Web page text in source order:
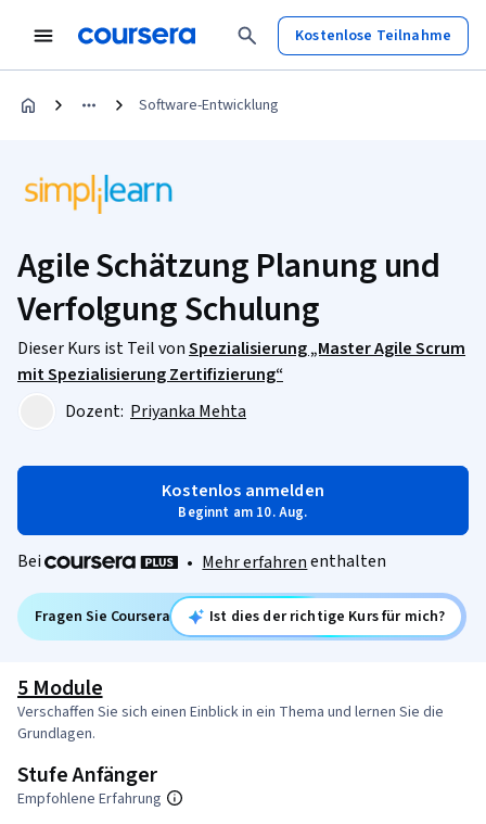
Kostenlose Teilnahme
Software-Entwicklung
Agile Schätzung Planung und
Verfolgung Schulung
Dieser Kurs ist Teil vonSpezialisierung „Master Agile Scrum
mit Spezialisierung Zertifizierung“
Dozent: Priyanka Mehta
Kostenlos anmelden
Beginnt am 10. Aug.
Bei • Mehr erfahrenenthalten
Fragen Sie Coursera Ist dies der richtige Kurs für mich?
5 Module
Verschaffen Sie sich einen Einblick in ein Thema und lernen Sie die
Grundlagen.
Stufe Anfänger
Empfohlene Erfahrung